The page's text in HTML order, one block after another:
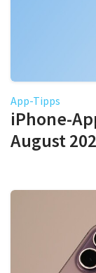
App-Tipps
iPhone-
August